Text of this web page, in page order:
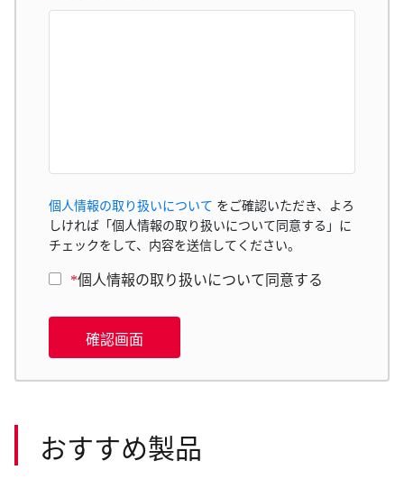
個人情報の取り扱いについて をご確認いただき、よろ
しければ「個人情報の取り扱いについて同意する」に
チェックをして、内容を送信してください。
*個人情報の取り扱いについて同意する
確認画面
おすすめ製品